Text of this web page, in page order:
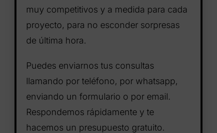
muy competitivos y a medida para cada
proyecto, para no esconder sorpresas
de última hora.
Puedes enviarnos tus consultas
llamando por teléfono, por whatsapp,
enviando un formulario o por email.
Respondemos rápidamente y te
hacemos un presupuesto gratuito.